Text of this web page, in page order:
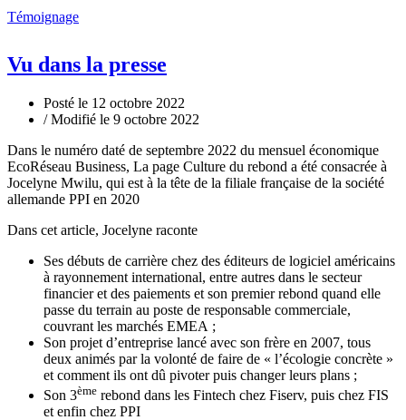
Témoignage
Vu dans la presse
Posté le 12 octobre 2022
/ Modifié le 9 octobre 2022
Dans le numéro daté de septembre 2022 du mensuel économique
EcoRéseau Business, La page Culture du rebond a été consacrée à
Jocelyne Mwilu, qui est à la tête de la filiale française de la société
allemande PPI en 2020
Dans cet article, Jocelyne raconte
Ses débuts de carrière chez des éditeurs de logiciel américains
à rayonnement international, entre autres dans le secteur
financier et des paiements et son premier rebond quand elle
passe du terrain au poste de responsable commerciale,
couvrant les marchés EMEA ;
Son projet d’entreprise lancé avec son frère en 2007, tous
deux animés par la volonté de faire de « l’écologie concrète »
et comment ils ont dû pivoter puis changer leurs plans ;
Son 3ème rebond dans les Fintech chez Fiserv, puis chez FIS
et enfin chez PPI